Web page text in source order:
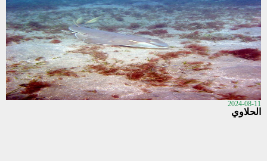
2024-08-11
الحلاوي